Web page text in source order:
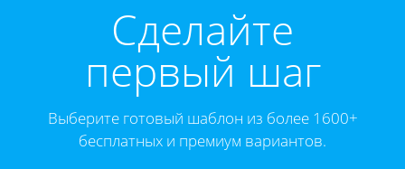
Cделайте
первый шаг
Выберите готовый шаблон из более 1600+
бесплатных и премиум вариантов.